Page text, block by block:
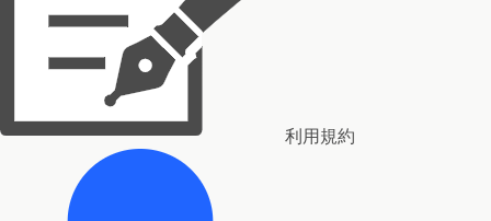
利用規約